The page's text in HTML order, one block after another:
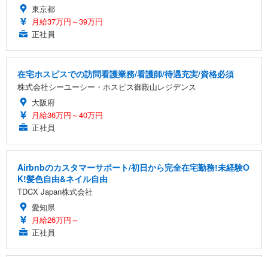
東京都
月給37万円～39万円
正社員
在宅ホスピスでの訪問看護業務/看護師/待遇充実/資格必須
株式会社シーユーシー・ホスピス御殿山レジデンス
大阪府
月給36万円～40万円
正社員
Airbnbのカスタマーサポート/初日から完全在宅勤務!未経験O
K!髪色自由&ネイル自由
TDCX Japan株式会社
愛知県
月給26万円～
正社員